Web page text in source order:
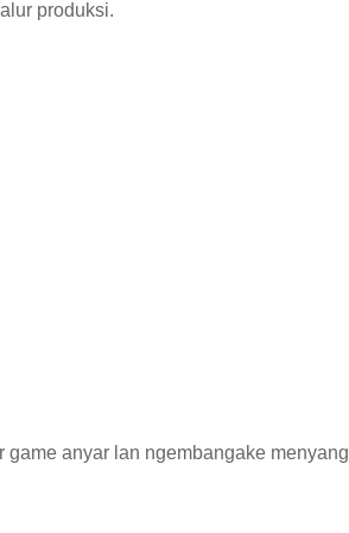
produksi.
game anyar lan ngembangake menyang